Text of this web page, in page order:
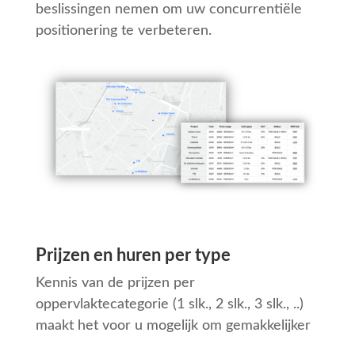
beslissingen nemen om uw concurrentiële
positionering te verbeteren.
Prijzen en huren per type
Kennis van de prijzen per
oppervlaktecategorie (1 slk., 2 slk., 3 slk., ..)
maakt het voor u mogelijk om gemakkelijker